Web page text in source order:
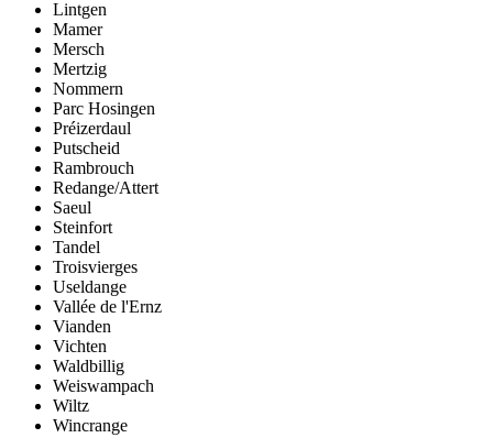
Lintgen
Mamer
Mersch
Mertzig
Nommern
Parc Hosingen
Préizerdaul
Putscheid
Rambrouch
Redange/Attert
Saeul
Steinfort
Tandel
Troisvierges
Useldange
Vallée de l'Ernz
Vianden
Vichten
Waldbillig
Weiswampach
Wiltz
Wincrange